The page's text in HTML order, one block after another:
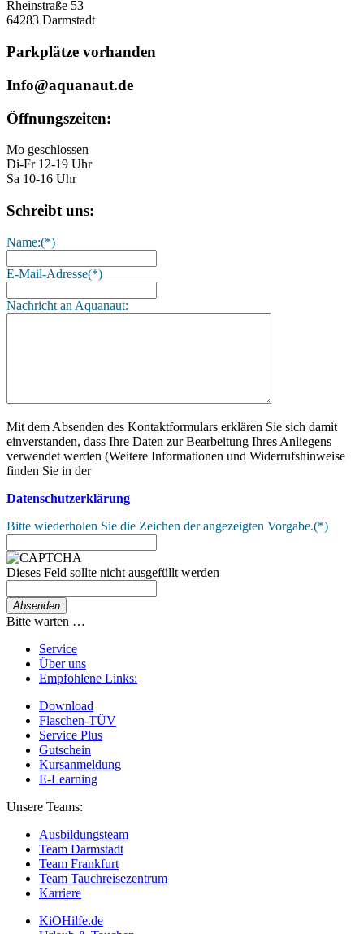
Rheinstraße 53
64283 Darmstadt
Parkplätze vorhanden
Info@aquanaut.de
Öffnungszeiten:
Mo geschlossen
Di-Fr 12-19 Uhr
Sa 10-16 Uhr
Schreibt uns:
Name:(*)
E-Mail-Adresse(*)
Nachricht an Aquanaut:
Mit dem Absenden des Kontaktformulars erklären Sie sich damit
einverstanden, dass Ihre Daten zur Bearbeitung Ihres Anliegens
verwendet werden (Weitere Informationen und Widerrufshinweise
finden Sie in der
Datenschutzerklärung
Bitte wiederholen Sie die Zeichen der angezeigten Vorgabe.(*)
Dieses Feld sollte nicht ausgefüllt werden
Absenden
Bitte warten …
Service
Über uns
Empfohlene Links:
Download
Flaschen-TÜV
Service Plus
Gutschein
Kursanmeldung
E-Learning
Unsere Teams:
Ausbildungsteam
Team Darmstadt
Team Frankfurt
Team Tauchreisezentrum
Karriere
KiOHilfe.de